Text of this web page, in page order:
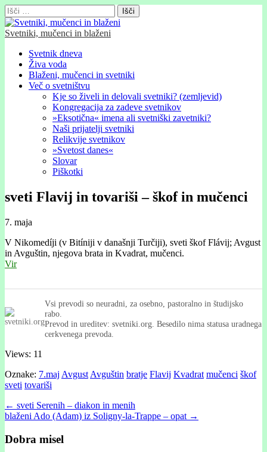
Išči:
Svetniki, mučenci in blaženi
Glavni
meni
Skip
content
Svetnik dneva
Živa voda
Blaženi, mučenci in svetniki
Več o svetništvu
Kje so živeli in delovali svetniki? (zemljevid)
Kongregacija za zadeve svetnikov
»Eksotična« imena ali svetniški zavetniki?
Naši prijatelji svetniki
Relikvije svetnikov
»Svetost danes«
Slovar
Piškotki
sveti Flavij in tovariši – škof in mučenci
7. maja
V Nikomedíji (v Bitíniji v današnji Turčiji), sveti škof Flávij; Avgust
in Avguštin, njegova brata in Kvadrat, mučenci.
Vir
Vsi prevodi so neuradni, za osebno, pastoralno in študijsko
rabo.
Prevod in ureditev: svetniki.org. Besedilo nima statusa uradnega
cerkvenega prevoda.
Views: 11
Oznake: 7.maj Avgust Avguštin bratje Flavij Kvadrat mučenci škof
sveti tovariši
Post
navigation
← sveti Serenih – diakon in menih
blaženi Ado (Adam) iz Soligny-la-Trappe – opat →
Dobra misel